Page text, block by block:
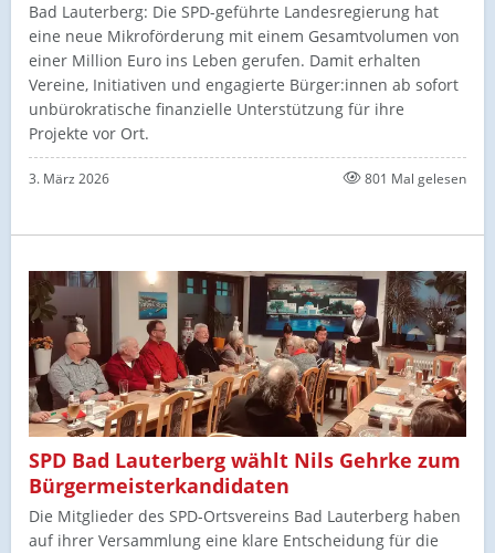
Bad Lauterberg: Die SPD-geführte Landesregierung hat
eine neue Mikroförderung mit einem Gesamtvolumen von
einer Million Euro ins Leben gerufen. Damit erhalten
Vereine, Initiativen und engagierte Bürger:innen ab sofort
unbürokratische finanzielle Unterstützung für ihre
Projekte vor Ort.
3. März 2026 801 Mal gelesen
SPD Bad Lauterberg wählt Nils Gehrke zum
Bürgermeisterkandidaten
Die Mitglieder des SPD-Ortsvereins Bad Lauterberg haben
auf ihrer Versammlung eine klare Entscheidung für die